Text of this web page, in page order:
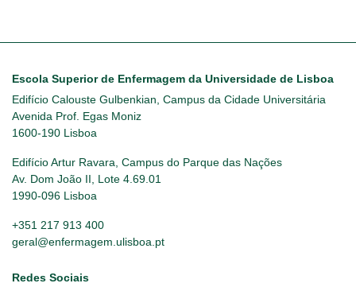
Escola Superior de Enfermagem da Universidade de Lisboa
Edifício Calouste Gulbenkian, Campus da Cidade Universitária
Avenida Prof. Egas Moniz
1600-190 Lisboa
Edifício Artur Ravara, Campus do Parque das Nações
Av. Dom João II, Lote 4.69.01
1990-096 Lisboa
+351 217 913 400
geral@enfermagem.ulisboa.pt
Redes Sociais